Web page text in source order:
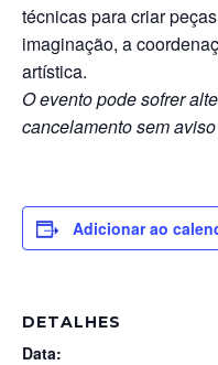
técnicas para criar
imaginação, a
artística.
O evento pode sofrer
cancelamento sem
Adicionar ao
DETALHES
Data: